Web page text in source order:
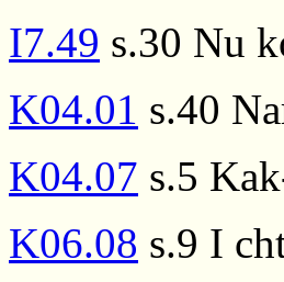
I7.49 s.30 Nu
K04.01 s.40
K04.07 s.5
K06.08 s.9 I